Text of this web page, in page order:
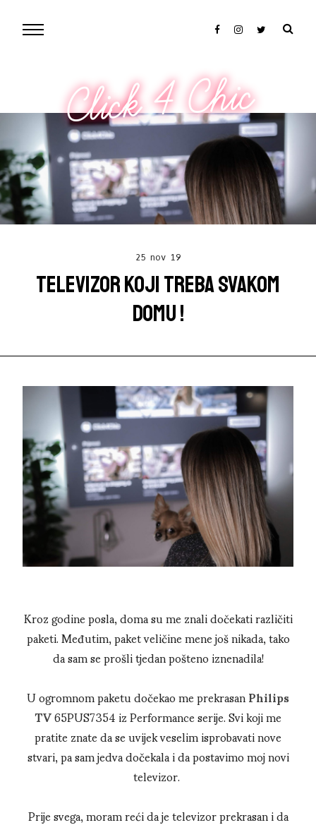
Click 4 Chic
25 nov 19
TELEVIZOR KOJI TREBA SVAKOM
DOMU !
Kroz godine posla, doma su me znali dočekati različiti
paketi. Međutim, paket veličine mene još nikada, tako
da sam se prošli tjedan pošteno iznenadila!
U ogromnom paketu dočekao me prekrasanPhilips
TV65PUS7354 iz Performance serije. Svi koji me
pratite znate da se uvijek veselim isprobavati nove
stvari, pa sam jedva dočekala i da postavimo moj novi
televizor.
Prije svega, moram reći da je televizor prekrasan i da